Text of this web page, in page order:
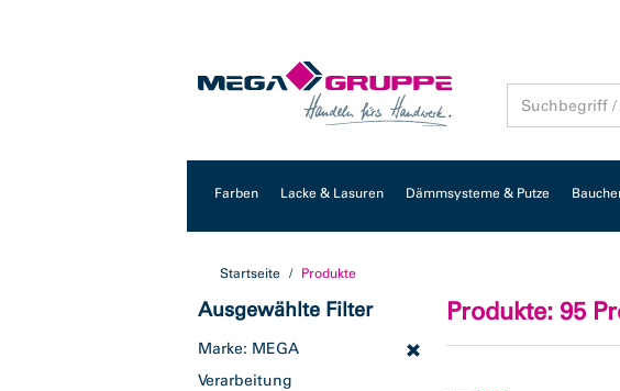
Farben Lacke & Lasuren Dämmsysteme & Putze
Startseite Produkte
Ausgewählte Filter
Marke: MEGA
Verarbeitung
Produkte: 95